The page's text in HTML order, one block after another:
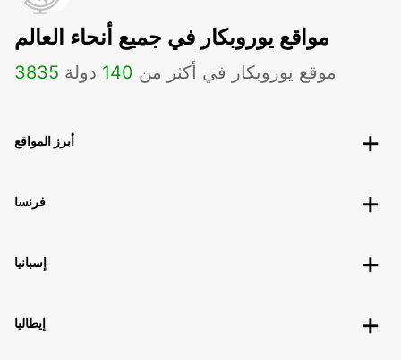
مواقع يوروبكار في جميع أنحاء العالم
3835 موقع يوروبكار في أكثر من 140 دولة
أبرز المواقع
فرنسا
إسبانيا
إيطاليا